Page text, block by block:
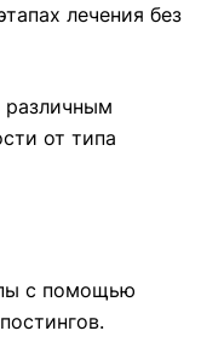
лечения без
от типа
с помощью